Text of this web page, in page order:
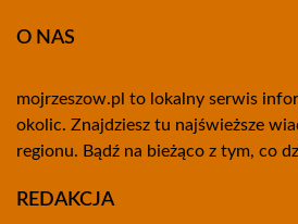
O NAS
mojrzeszow.pl to lokalny serwis
okolic. Znajdziesz tu najświeższe
regionu. Bądź na bieżąco z tym, co
REDAKCJA